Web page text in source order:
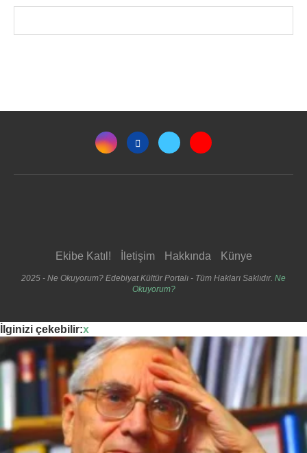
Ekibe Katıl! İletişim Hakkında Künye
2025 - Ne Okuyorum? Edebiyat Kültür Portalı - Tüm Hakları Saklıdır. Ne
Okuyorum?
İlginizi çekebilir:x